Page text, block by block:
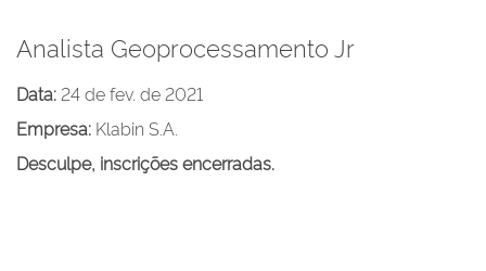
Analista Geoprocessamento Jr
Data: 24 de fev. de 2021
Empresa: Klabin S.A.
Desculpe, inscrições encerradas.